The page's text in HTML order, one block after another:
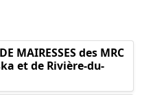
MAIRESSES des MRC
et de Rivière-du-